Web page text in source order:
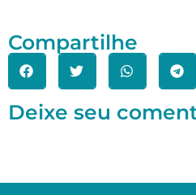
Compartilhe
Deixe seu